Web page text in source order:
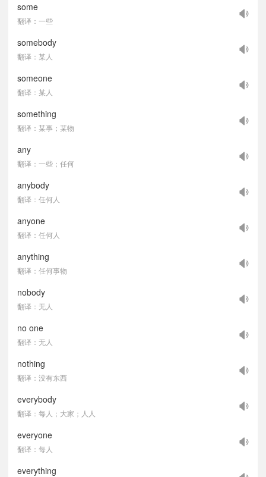
some
翻译：一些
somebody
翻译：某人
someone
翻译：某人
something
翻译：某事；某物
any
翻译：一些；任何
anybody
翻译：任何人
anyone
翻译：任何人
anything
翻译：任何事物
nobody
翻译：无人
no one
翻译：无人
nothing
翻译：没有东西
everybody
翻译：每人；大家；人人
everyone
翻译：每人
everything